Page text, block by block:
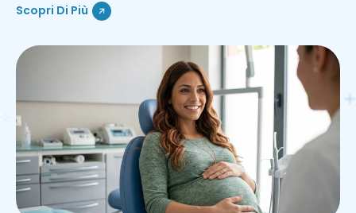
Scopri Di Più